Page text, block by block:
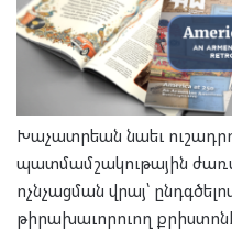
Խաչատրեան նաեւ
պատմամշակութային
ոչնչացման վրայ՝
թիրախաւորուող